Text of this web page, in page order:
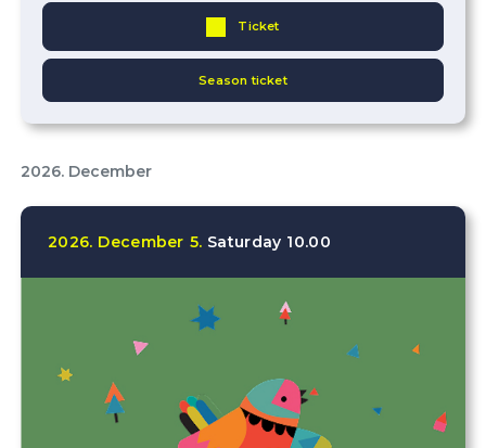
Ticket
Season ticket
2026. December
2026. December 5. Saturday 10.00